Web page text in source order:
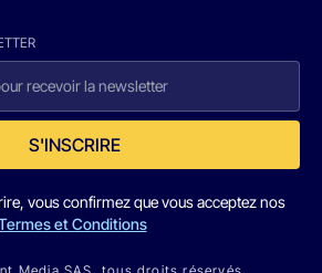
S'INSCRIRE
vous confirmez que vous acceptez nos
et Conditions